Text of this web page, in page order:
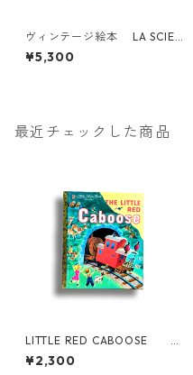
ヴィンテージ絵本 LA SCIEN
CE QUI NOUS ENTOURE フラ
ンス 自然科学絵本
¥5,300
最近チェックした商品
LITTLE RED CABOOSE イ
ギリス ヴィンテージ絵本
¥2,300